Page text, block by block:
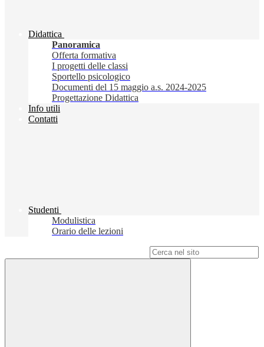
Didattica
Panoramica
Offerta formativa
I progetti delle classi
Sportello psicologico
Documenti del 15 maggio a.s. 2024-2025
Progettazione Didattica
Info utili
Contatti
Studenti
Modulistica
Orario delle lezioni